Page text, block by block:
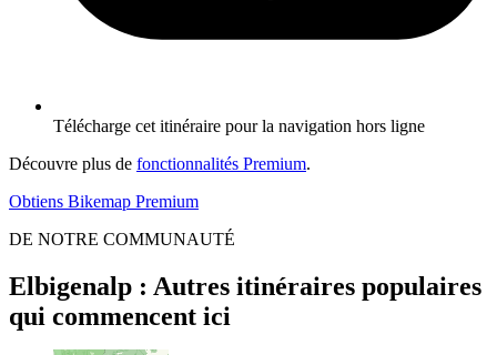
Télécharge cet itinéraire pour la navigation hors ligne
Découvre plus de fonctionnalités Premium.
Obtiens Bikemap Premium
DE NOTRE COMMUNAUTÉ
Elbigenalp : Autres itinéraires populaires
qui commencent ici